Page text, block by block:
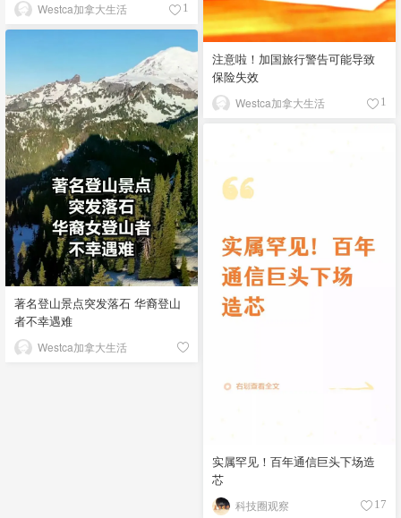
Westca加拿大生活 1
注意啦！加国旅行警告可能导致
保险失效
Westca加拿大生活 1
著名登山景点突发落石 华裔登山
者不幸遇难
Westca加拿大生活
实属罕见！百年通信巨头下场造
芯
科技圈观察 17